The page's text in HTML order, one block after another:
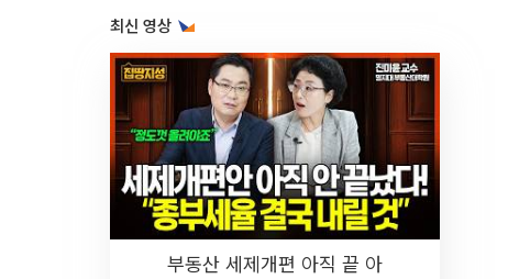
최신 영상
부동산 세제개편 아직 끝 아